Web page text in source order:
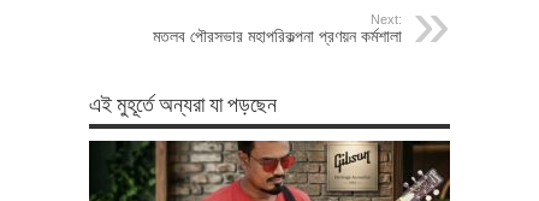
Next:
মতলব পৌরসভার মহাপরিকল্পনা প্রণয়ন কর্মশালা
এই মুহূর্তে অন্যরা যা পড়ছেন